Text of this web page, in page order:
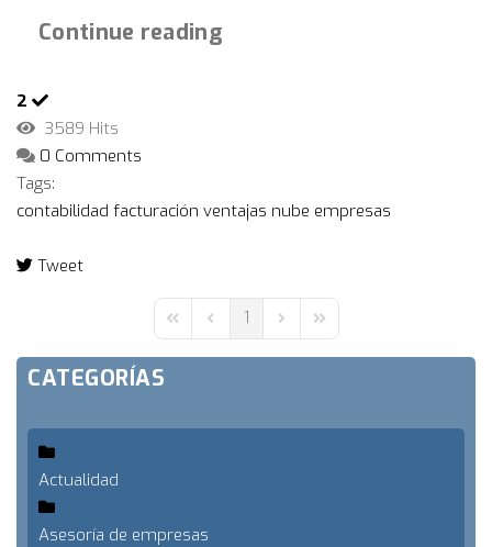
Continue reading
2
3589 Hits
0 Comments
Tags:
contabilidad facturación ventajas nube empresas
Tweet
First PagePrevious Page
1 Next PageLast Page
CATEGORÍAS
Actualidad
Asesoría de empresas